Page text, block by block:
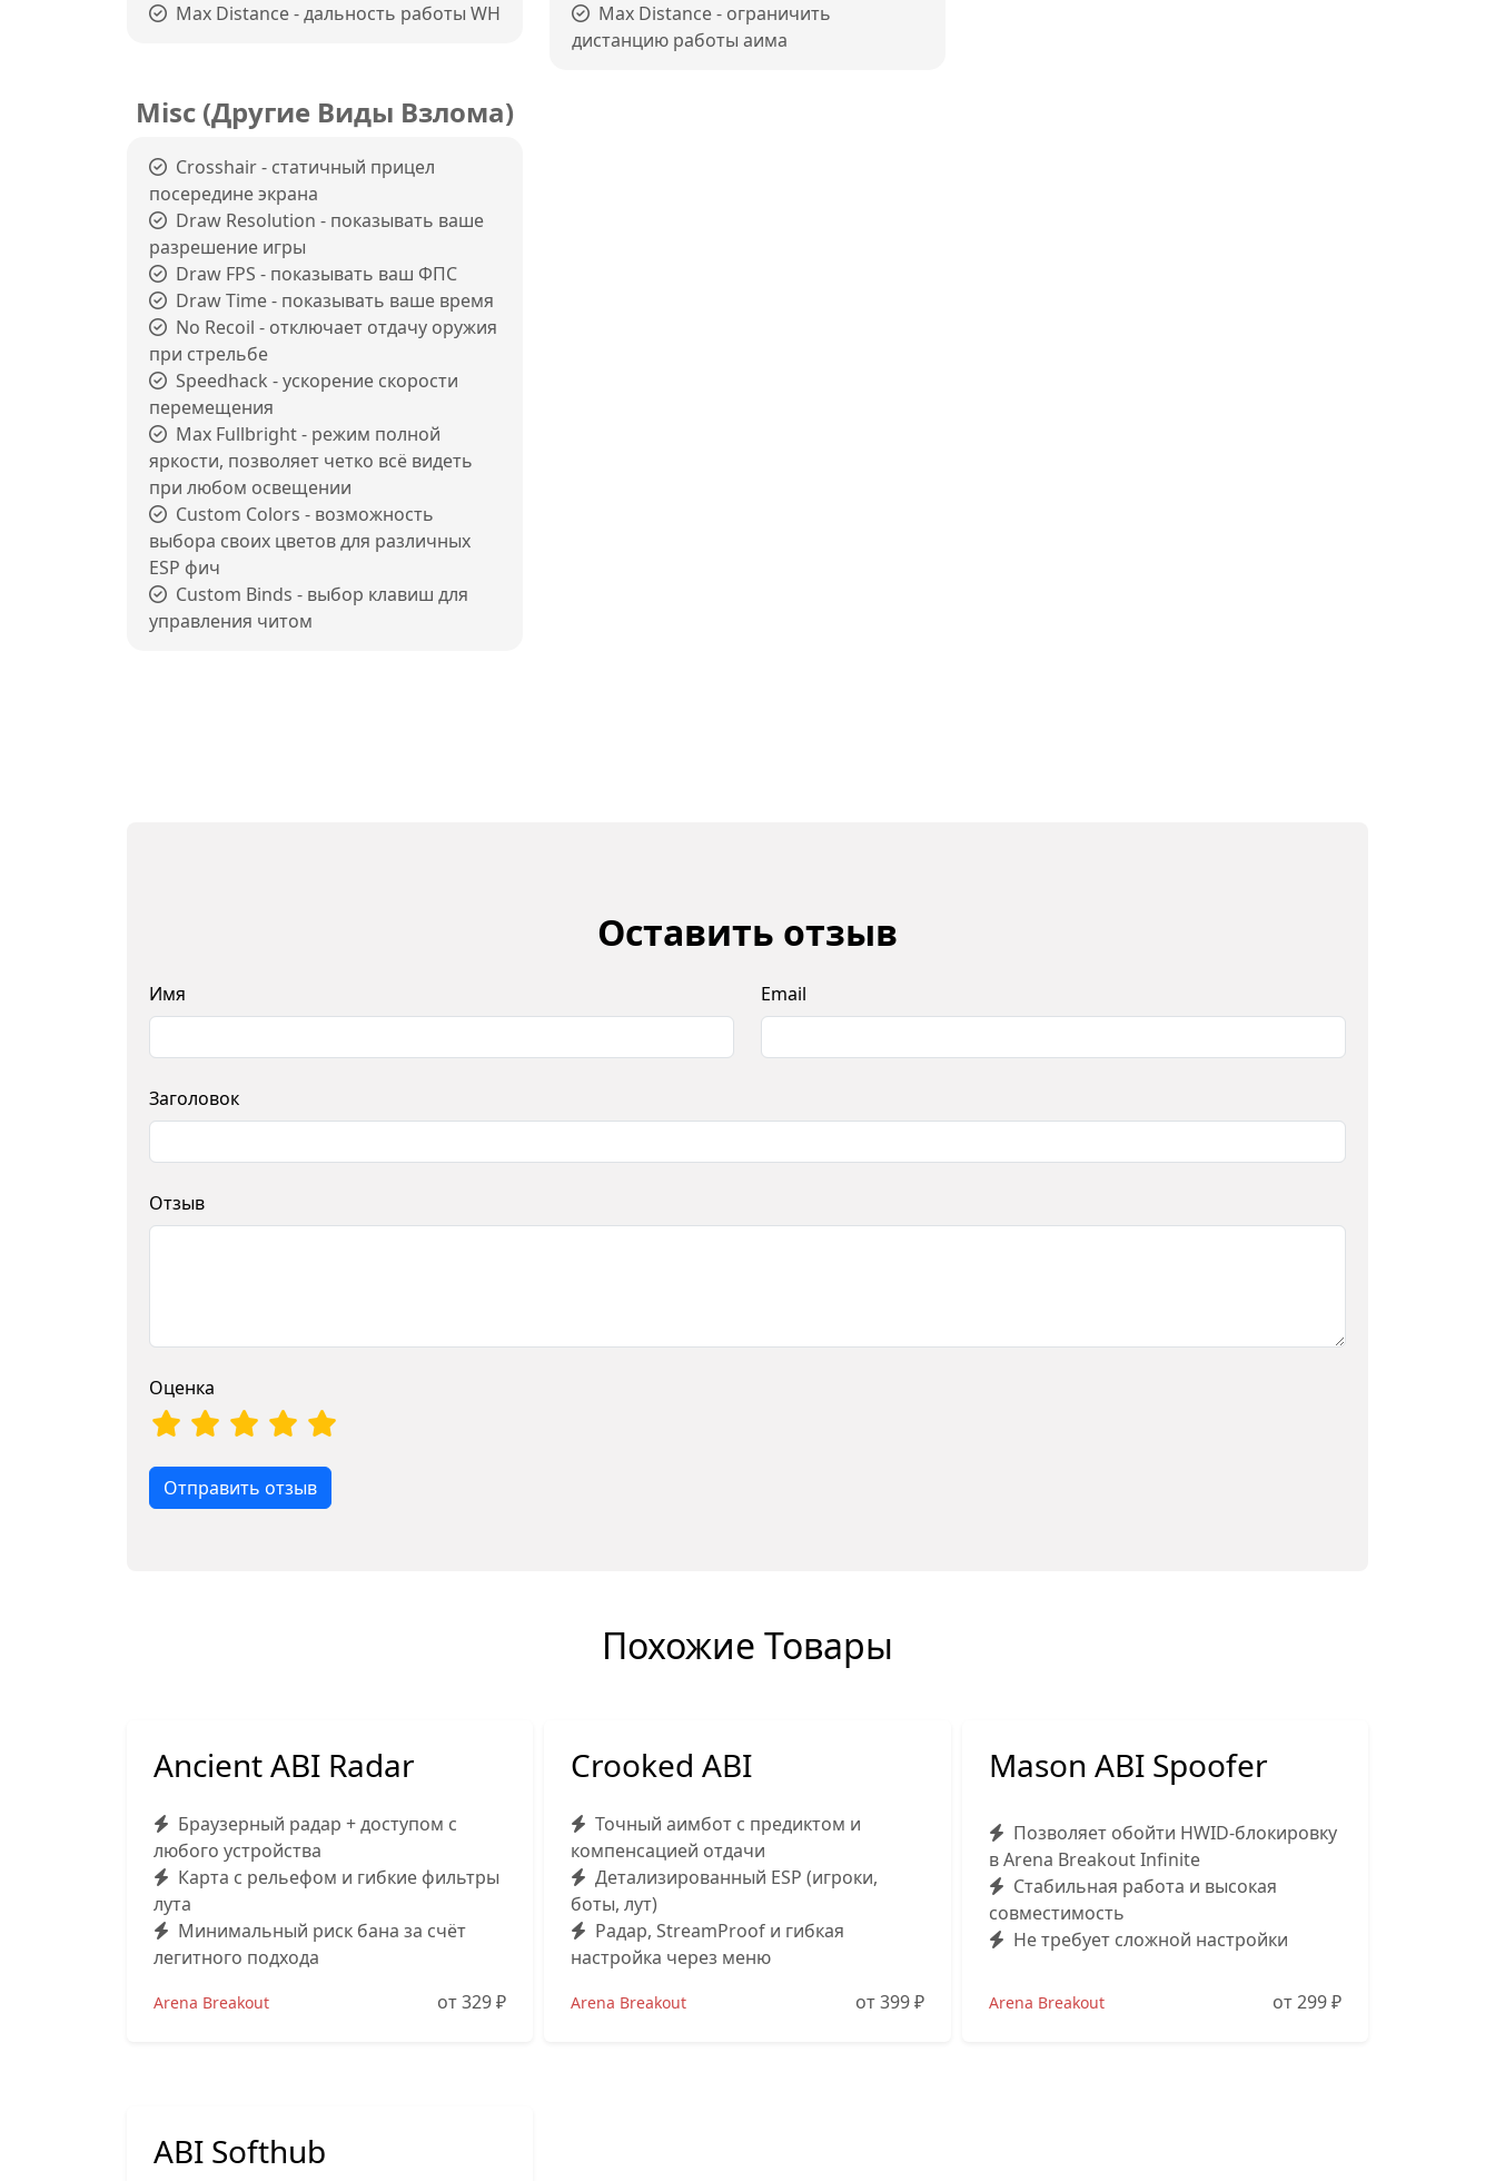
Max Distance - дальность работы WH
Max Distance - ограничить
дистанцию работы аима
Misc (Другие Виды Взлома)
Crosshair - статичный прицел
посередине экрана
Draw Resolution - показывать ваше
разрешение игры
Draw FPS - показывать ваш ФПС
Draw Time - показывать ваше время
No Recoil - отключает отдачу оружия
при стрельбе
Speedhack - ускорение скорости
перемещения
Max Fullbright - режим полной
яркости, позволяет четко всё видеть
при любом освещении
Custom Colors - возможность
выбора своих цветов для различных
ESP фич
Custom Binds - выбор клавиш для
управления читом
Оставить отзыв
Имя Email
Заголовок
Отзыв
Оценка
Отправить отзыв
Похожие Товары
Ancient ABI Radar
Браузерный радар + доступом с
любого устройства
Карта с рельефом и гибкие фильтры
лута
Минимальный риск бана за счёт
легитного подхода
Arena Breakout от 329₽
Crooked ABI
Точный аимбот с предиктом и
компенсацией отдачи
Детализированный ESP (игроки,
боты, лут)
Радар, StreamProof и гибкая
настройка через меню
Arena Breakout от 399₽
Mason ABI Spoofer
Позволяет обойти HWID-блокировку
в Arena Breakout Infinite
Стабильная работа и высокая
совместимость
Не требует сложной настройки
Arena Breakout от 299₽
ABI Softhub